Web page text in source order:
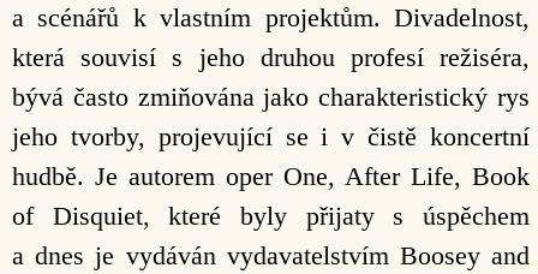
a scénářů k vlastním projektům. Divadelnost,
která souvisí s jeho druhou profesí režiséra,
bývá často zmiňována jako charakteristický rys
jeho tvorby, projevující se i v čistě koncertní
hudbě. Je autorem oper One, After Life, Book
of Disquiet, které byly přijaty s úspěchem
a dnes je vydáván vydavatelstvím Boosey and